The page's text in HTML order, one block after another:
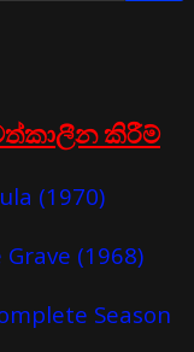
කිරීම්
(1970)
(1968)
Season